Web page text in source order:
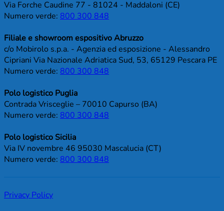
Via Forche Caudine 77 - 81024 - Maddaloni (CE)
Numero verde: 800 300 848
Filiale e showroom espositivo Abruzzo
c/o Mobirolo s.p.a. - Agenzia ed esposizione - Alessandro
Cipriani Via Nazionale Adriatica Sud, 53, 65129 Pescara PE
Numero verde: 800 300 848
Polo logistico Puglia
Contrada Vrisceglie – 70010 Capurso (BA)
Numero verde: 800 300 848
Polo logistico Sicilia
Via IV novembre 46 95030 Mascalucia (CT)
Numero verde: 800 300 848
Privacy Policy